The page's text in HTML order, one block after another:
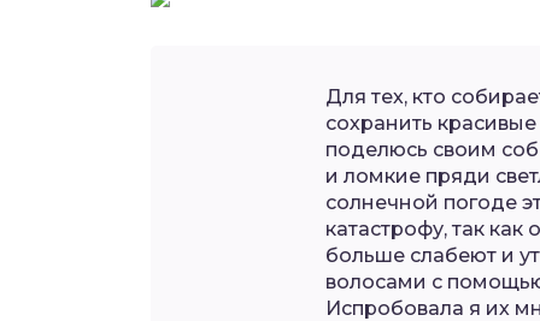
Для тех, кто
сохранить
поделюсь своим
и ломкие пряди
солнечной погоде
катастрофу, так
больше слабеют и
волосами с
Испробовала я их